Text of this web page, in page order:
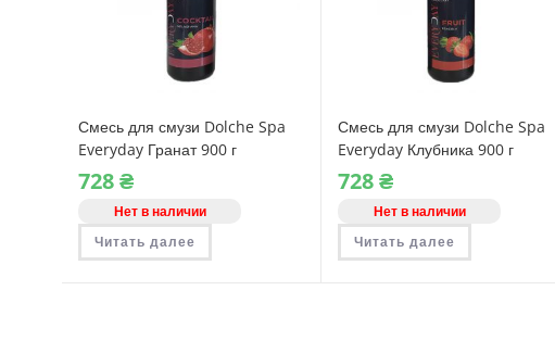
Смесь для смузи Dolche Spa
Everyday Гранат 900 г
728₴
Нет в наличии
Читать далее
Смесь для смузи Dolche Spa
Everyday Клубника 900 г
728₴
Нет в наличии
Читать далее